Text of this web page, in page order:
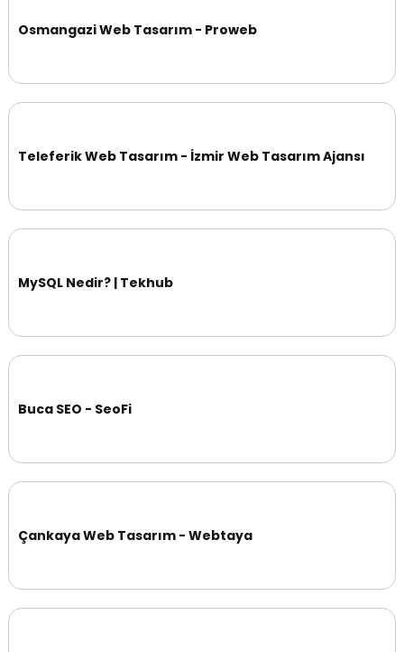
Osmangazi Web Tasarım - Proweb
Teleferik Web Tasarım - İzmir Web Tasarım Ajansı
MySQL Nedir? | Tekhub
Buca SEO - SeoFi
Çankaya Web Tasarım - Webtaya